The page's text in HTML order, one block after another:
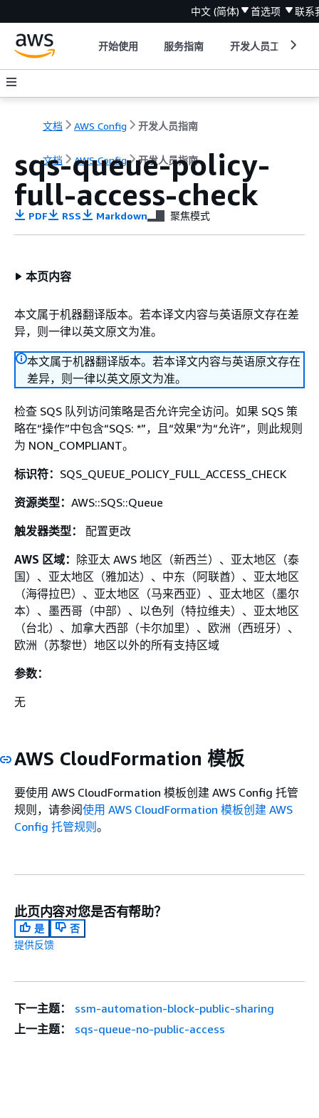
中文 (简体) 首选项 联系
开始使用 服务指南 开发人员工具
文档 AWS Config 开发人员指南
文档 AWS Config 开发人员指南
sqs-queue-policy-
full-access-check
PDF RSS Markdown 聚焦模式
本页内容
本文属于机器翻译版本。若本译文内容与英语原文存在差
异，则一律以英文原文为准。
本文属于机器翻译版本。若本译文内容与英语原文存在
差异，则一律以英文原文为准。
检查 SQS 队列访问策略是否允许完全访问。如果 SQS 策
略在“操作”中包含“SQS: *”，且“效果”为“允许”，则此规则
为 NON_COMPLIANT。
标识符： SQS_QUEUE_POLICY_FULL_ACCESS_CHECK
资源类型： AWS::SQS::Queue
触发器类型：
配置更改
AWS 区域： 除亚太 AWS 地区（新西兰）、亚太地区（泰
国）、亚太地区（雅加达）、中东（阿联酋）、亚太地区
（海得拉巴）、亚太地区（马来西亚）、亚太地区（墨尔
本）、墨西哥（中部）、以色列（特拉维夫）、亚太地区
（台北）、加拿大西部（卡尔加里）、欧洲（西班牙）、
欧洲（苏黎世）地区以外的所有支持区域
参数：
无
AWS CloudFormation 模板
要使用 AWS CloudFormation 模板创建 AWS Config 托管
规则，请参阅使用 AWS CloudFormation 模板创建 AWS
Config 托管规则。
此页内容对您是否有帮助？
是
否
提供反馈
下一主题：
ssm-automation-block-public-sharing
上一主题：
sqs-queue-no-public-access